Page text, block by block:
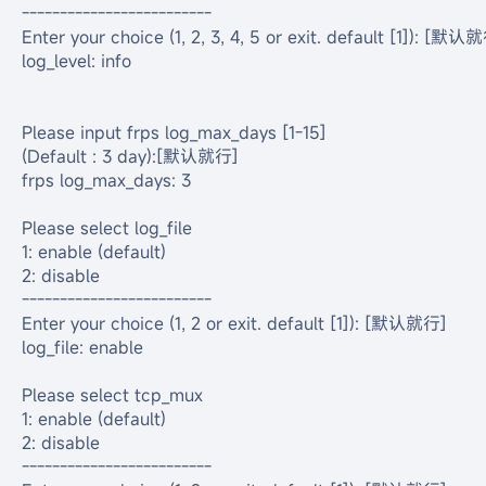
-------------------------
Enter your choice (1, 2, 3, 4, 5 or exit. default [1]): [默认
log_level: info
Please input frps log_max_days [1-15]
(Default : 3 day):[默认就行]
frps log_max_days: 3
Please select log_file
1: enable (default)
2: disable
-------------------------
Enter your choice (1, 2 or exit. default [1]): [默认就行]
log_file: enable
Please select tcp_mux
1: enable (default)
2: disable
-------------------------